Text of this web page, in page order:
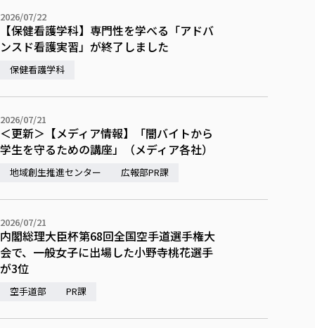
2026/07/22
【保健看護学科】専門性を学べる「アドバ
ンスド看護実習」が終了しました
保健看護学科
2026/07/21
＜更新＞【メディア情報】「闇バイトから
学生を守るための講座」（メディア各社）
地域創生推進センター 広報部PR課
2026/07/21
内閣総理大臣杯第68回全国空手道選手権大
会で、一般女子に出場した小野寺桃花選手
が3位
空手道部 PR課